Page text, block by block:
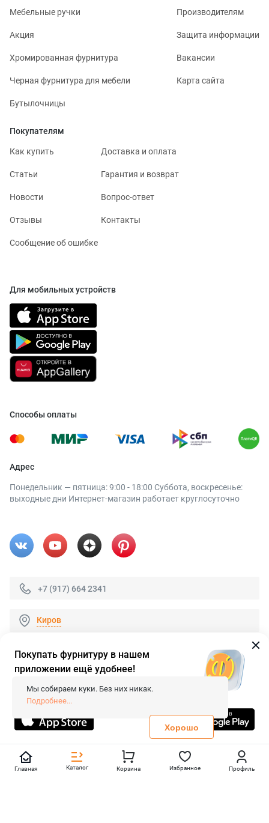
Мебельные ручки
Акция
Хромированная фурнитура
Черная фурнитура для мебели
Бутылочницы
Производителям
Защита информации
Вакансии
Карта сайта
Покупателям
Как купить Доставка и оплата
Статьи Гарантия и возврат
Новости Вопрос-ответ
Отзывы Контакты
Сообщение об ошибке
Для мобильных устройств
Способы оплаты
Адрес
Понедельник — пятница: 9:00 - 18:00 Суббота, воскресенье:
выходные дни Интернет-магазин работает круглосуточно
+7 (917) 664 2341
Киров
© 2026 «FieraShop.ru»
Сопровождение сайта
- Вебформат.
Все права защищены.
Не является публичной офертой
Политика конфиденциальности
Главная Каталог Корзина Избранное Профиль
Покупать фурнитуру в нашем
приложении ещё удобнее!
Мы собираем куки. Без них никак.
Подробнее...
Хорошо